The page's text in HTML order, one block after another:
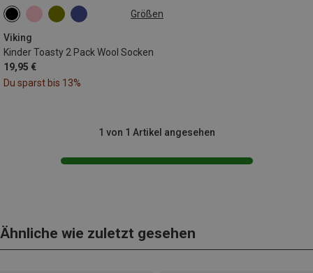
Größen
Viking
Kinder Toasty 2 Pack Wool Socken
19,95 €
25|26|27 28|29|30
31|32|33
34|35|36
Du sparst bis 13%
1 von 1 Artikel angesehen
Ähnliche wie zuletzt gesehen